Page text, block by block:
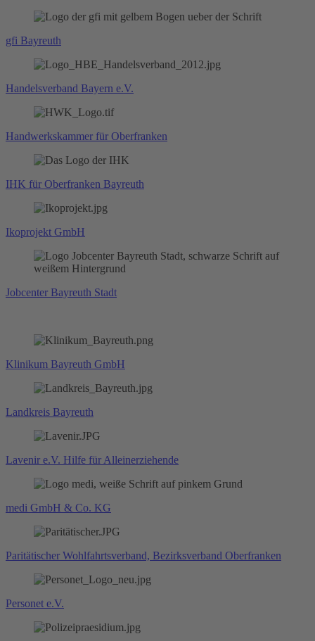
gfi Bayreuth
Handelsverband Bayern e.V.
Handwerkskammer für Oberfranken
IHK für Oberfranken Bayreuth
Ikoprojekt GmbH
Jobcenter Bayreuth Stadt
Klinikum Bayreuth GmbH
Landkreis Bayreuth
Lavenir e.V. Hilfe für Alleinerziehende
medi GmbH & Co. KG
Paritätischer Wohlfahrtsverband, Bezirksverband Oberfranken
Personet e.V.